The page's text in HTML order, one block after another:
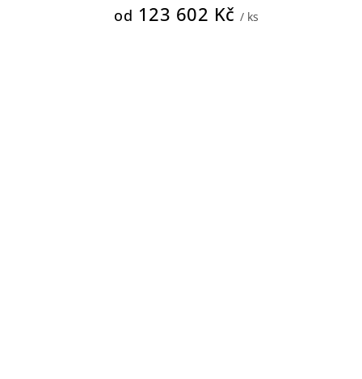
od 123 602 Kč/ ks